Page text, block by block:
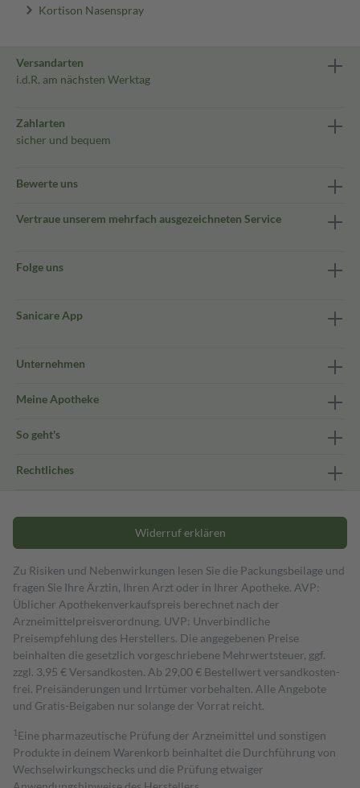
Kortison Nasenspray
Versandarten
i.d.R. am nächsten Werktag
Zahlarten
sicher und bequem
Bewerte uns
Vertraue unserem mehrfach ausgezeichneten Service
Folge uns
Sanicare App
Unternehmen
Meine Apotheke
So geht's
Rechtliches
Widerruf erklären
Zu Risiken und Nebenwirkungen lesen Sie die Packungsbeilage und
fragen Sie Ihre Ärztin, Ihren Arzt oder in Ihrer Apotheke. AVP:
Üblicher Apothekenverkaufspreis berechnet nach der
Arzneimittelpreisverordnung. UVP: Unverbindliche
Preisempfehlung des Herstellers. Die angegebenen Preise
beinhalten die gesetzlich vorgeschriebene Mehrwertsteuer, ggf.
zzgl. 3,95 € Versandkosten. Ab 29,00 € Bestell­wert versand­kosten­
frei. Preisänderungen und Irrtümer vorbehalten. Alle Angebote
und Gratis-Beigaben nur solange der Vorrat reicht.
1 Eine pharmazeutische Prüfung der Arzneimittel und sonstigen
Produkte in deinem Warenkorb beinhaltet die Durchführung von
Wechselwirkungschecks und die Prüfung etwaiger